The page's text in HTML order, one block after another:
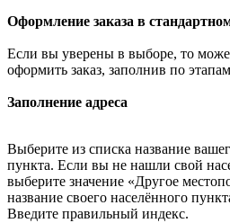
Оформление заказа в
Если вы уверены в выборе, то
оформить заказ, заполнив по
Заполнение адреса
Выберите из списка название
пункта. Если вы не нашли свой
выберите значение «Другое
название своего населённого
Введите правильный индекс.